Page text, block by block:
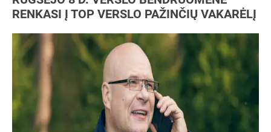
RENKASI Į TOP VERSLO PAŽINČIŲ VAKARĖLĮ